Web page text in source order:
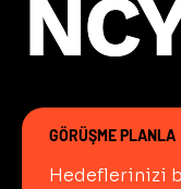
saldırı
panik
GÖRÜŞME PLANLA
Hedeflerinizi